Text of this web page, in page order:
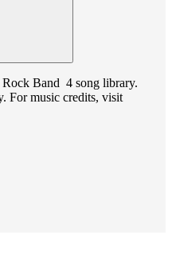
Band 4 song library.
For music credits, visit